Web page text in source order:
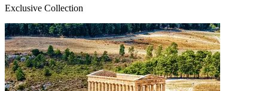
Exclusive Collection